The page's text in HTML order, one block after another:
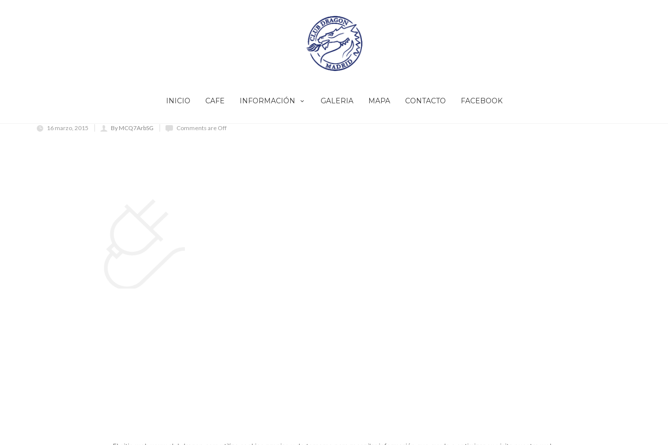
INICIO CAFE INFORMACIÓN GALERIA MAPA CONTACTO FACEBOOK
16 marzo, 2015 By MCQ7ArbSG Comments are Off